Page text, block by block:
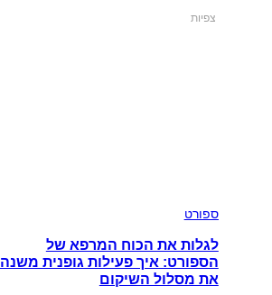
צפיות
ספורט
לגלות את הכוח המרפא של
הספורט: איך פעילות גופנית משנה
את מסלול השיקום